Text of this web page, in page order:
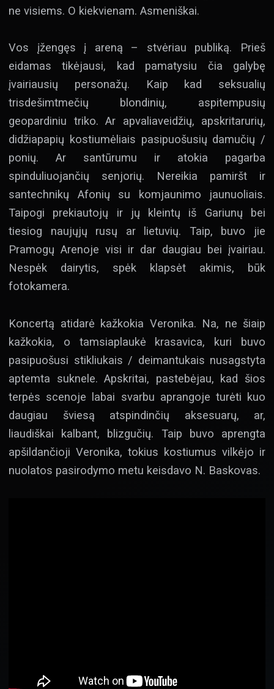
ne visiems. O kiekvienam. Asmeniškai.
Vos įžengęs į areną – stvėriau publiką. Prieš
eidamas tikėjausi, kad pamatysiu čia galybę
įvairiausių personažų. Kaip kad seksualių
trisdešimtmečių blondinių, aspitempusių
geopardiniu triko. Ar apvaliaveidžių, apskritarurių,
didžiapapių kostiumėliais pasipuošusių damučių /
ponių. Ar santūrumu ir atokia pagarba
spinduliuojančių senjorių. Nereikia pamiršt ir
santechnikų Afonių su komjaunimo jaunuoliais.
Taipogi prekiautojų ir jų kleintų iš Gariunų bei
tiesiog naujųjų rusų ar lietuvių. Taip, buvo jie
Pramogų Arenoje visi ir dar daugiau bei įvairiau.
Nespėk dairytis, spėk klapsėt akimis, būk
fotokamera.
Koncertą atidarė kažkokia Veronika. Na, ne šiaip
kažkokia, o tamsiaplaukė krasavica, kuri buvo
pasipuošusi stikliukais / deimantukais nusagstyta
aptemta suknele. Apskritai, pastebėjau, kad šios
terpės scenoje labai svarbu aprangoje turėti kuo
daugiau šviesą atspindinčių aksesuarų, ar,
liaudiškai kalbant, blizgučių. Taip buvo aprengta
apšildančioji Veronika, tokius kostiumus vilkėjo ir
nuolatos pasirodymo metu keisdavo N. Baskovas.